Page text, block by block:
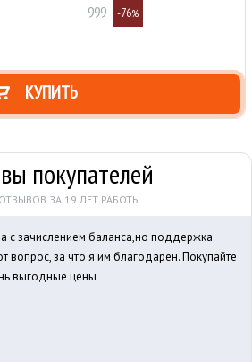
999 -76%
КУПИТЬ
покупателей
ЗА 19 ЛЕТ РАБОТЫ
с зачислением баланса,но поддержка
вопрос, за что я им благодарен. Покупайте
выгодные цены